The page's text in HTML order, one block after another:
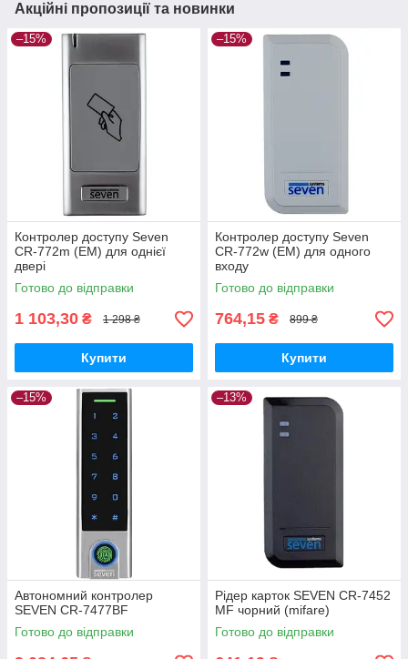
Акційні пропозиції та новинки
–15%
Контролер доступу Seven
CR-772m (EM) для однієї
двері
Готово до відправки
1 103,30 ₴ 1 298 ₴
Купити
–15%
Контролер доступу Seven
CR-772w (EM) для одного
входу
Готово до відправки
764,15 ₴ 899 ₴
Купити
–15%
Автономний контролер
SEVEN CR-7477BF
Готово до відправки
–13%
Рідер карток SEVEN CR-7452
MF чорний (mifare)
Готово до відправки